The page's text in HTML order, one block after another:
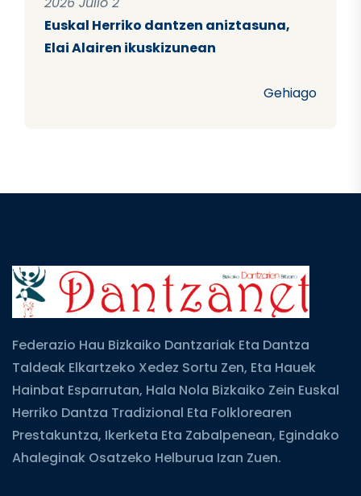
Euskal Herriko dantzen aniztasuna,
Elai Alairen ikuskizunean
Gehiago
Federazio Hau Bizkaiko Dantzariak Eta Dantza
Taldeak Elkartzeko Xedez Sortu Zen, Eta Hauek
Hainbat Esparrutan, Hala Nola Bizkaiko Zein Euskal
Herriko Dantza Tradizional Eta Folklorearen
Prestakuntza, Ikerketa Eta Zabalpenean, Egindako
Ahaleginak Osatzeko Helburua Izan Zuen.